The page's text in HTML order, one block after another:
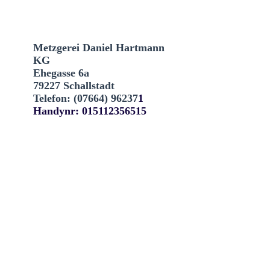
Metzgerei Daniel Hartmann
KG
Ehegasse 6a
79227 Schallstadt
Telefon: (07664) 962371
Handynr: 015112356515